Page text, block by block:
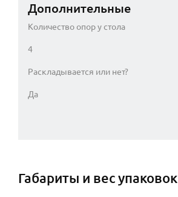
Дополнительные
Количество опор у стола
4
Раскладывается или нет?
Да
Габариты и вес упаковок